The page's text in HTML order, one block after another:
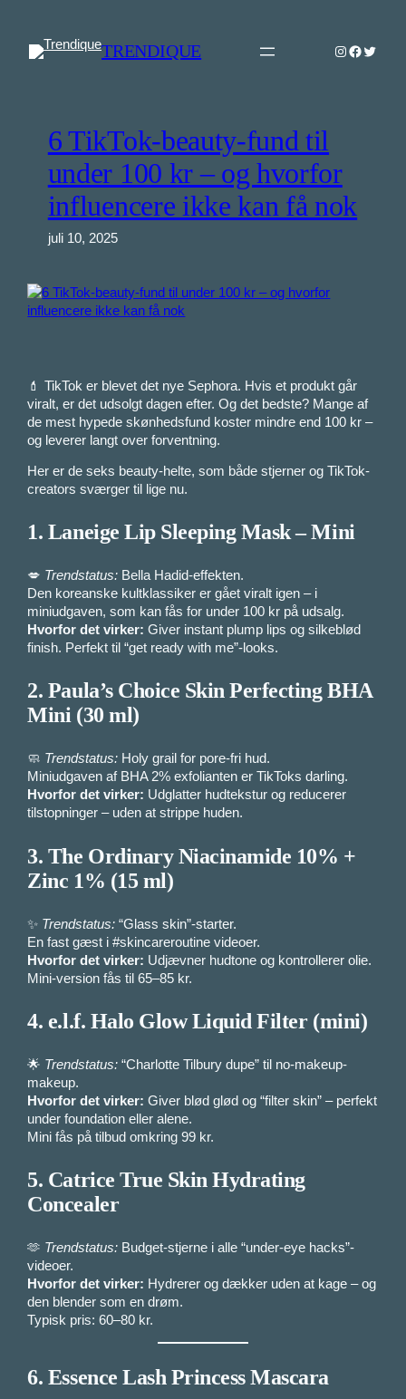
indhold
TRENDIQUE Instagram
Twitter
6 TikTok-beauty-fund til
under 100 kr – og hvorfor
influencere ikke kan få nok
juli 10, 2025
💄 TikTok er blevet det nye Sephora. Hvis et produkt går
viralt, er det udsolgt dagen efter. Og det bedste? Mange af
de mest hypede skønhedsfund koster mindre end 100 kr –
og leverer langt over forventning.
Her er de seks beauty-helte, som både stjerner og TikTok-
creators sværger til lige nu.
1. Laneige Lip Sleeping Mask – Mini
💋 Trendstatus: Bella Hadid-effekten.
Den koreanske kultklassiker er gået viralt igen – i
miniudgaven, som kan fås for under 100 kr på udsalg.
Hvorfor det virker: Giver instant plump lips og silkeblød
finish. Perfekt til “get ready with me”-looks.
2. Paula’s Choice Skin Perfecting BHA
Mini (30 ml)
🧼 Trendstatus: Holy grail for pore-fri hud.
Miniudgaven af BHA 2% exfolianten er TikToks darling.
Hvorfor det virker: Udglatter hudtekstur og reducerer
tilstopninger – uden at strippe huden.
3. The Ordinary Niacinamide 10% +
Zinc 1% (15 ml)
✨ Trendstatus: “Glass skin”-starter.
En fast gæst i #skincareroutine videoer.
Hvorfor det virker: Udjævner hudtone og kontrollerer olie.
Mini-version fås til 65–85 kr.
4. e.l.f. Halo Glow Liquid Filter (mini)
🌟 Trendstatus: “Charlotte Tilbury dupe” til no-makeup-
makeup.
Hvorfor det virker: Giver blød glød og “filter skin” – perfekt
under foundation eller alene.
Mini fås på tilbud omkring 99 kr.
5. Catrice True Skin Hydrating
Concealer
🫶 Trendstatus: Budget-stjerne i alle “under-eye hacks”-
videoer.
Hvorfor det virker: Hydrerer og dækker uden at kage – og
den blender som en drøm.
Typisk pris: 60–80 kr.
6. Essence Lash Princess Mascara